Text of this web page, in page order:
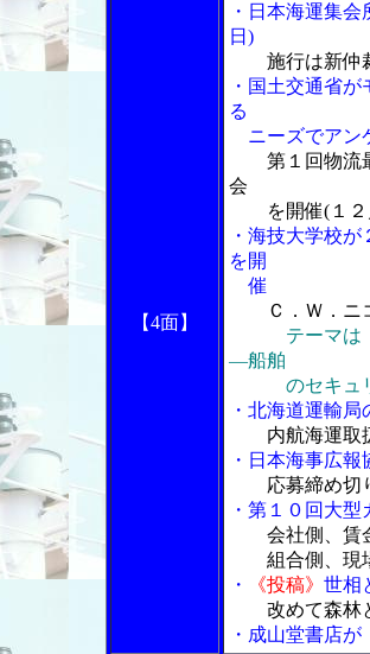
【4面】
・日本海運集
日)
施行は新仲
・国土交通省
る
ニーズでアン
第１回物流
会
を開催(１２
・海技大学校
を開
催
Ｃ．Ｗ．ニ
テーマは
―船舶
のセキュリ
・北海道運輸
内航海運取
・日本海事広
応募締め切
・第１０回大
会社側、賃
組合側、現場
・
《投稿》 世相
改めて森林
・成山堂書店